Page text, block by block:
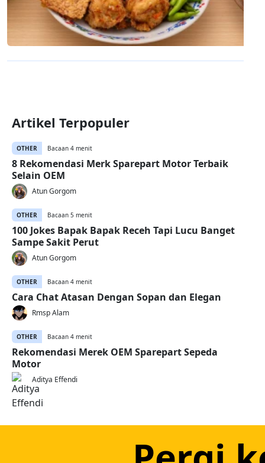
Artikel Terpopuler
OTHER Bacaan 4 menit
8 Rekomendasi Merk Sparepart Motor Terbaik
Selain OEM
Atun Gorgom
OTHER Bacaan 5 menit
100 Jokes Bapak Bapak Receh Tapi Lucu Banget
Sampe Sakit Perut
Atun Gorgom
OTHER Bacaan 4 menit
Cara Chat Atasan Dengan Sopan dan Elegan
Rmsp Alam
OTHER Bacaan 4 menit
Rekomendasi Merek OEM Sparepart Sepeda
Motor
Aditya Effendi